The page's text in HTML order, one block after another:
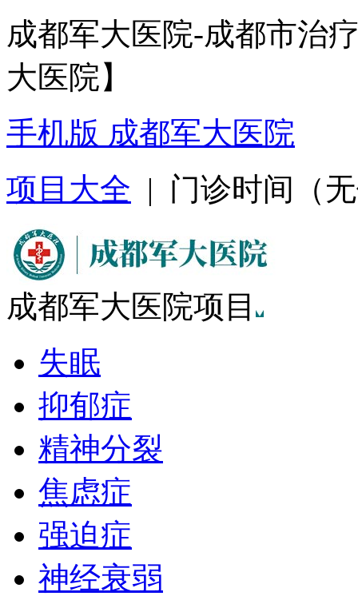
成都军大医院-成都市治
大医院】
手机版 成都军大医院
项目大全 | 门诊时间（
成都军大医院项目
失眠
抑郁症
精神分裂
焦虑症
强迫症
神经衰弱